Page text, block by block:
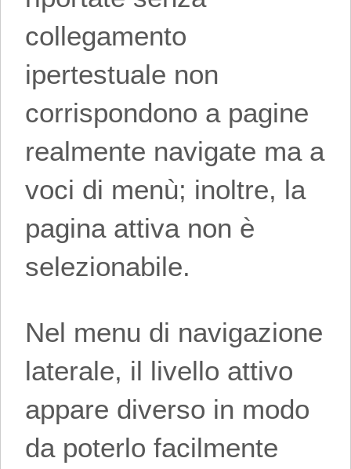
collegamento
ipertestuale non
corrispondono a pagine
realmente navigate ma a
voci di menù; inoltre, la
pagina attiva non è
selezionabile.
Nel menu di navigazione
laterale, il livello attivo
appare diverso in modo
da poterlo facilmente